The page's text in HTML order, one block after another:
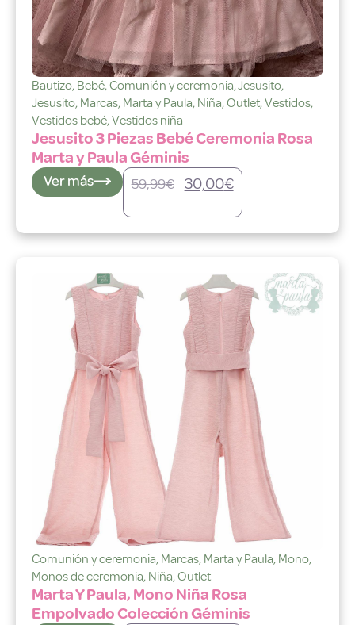
Bautizo, Bebé,Comunión y ceremonia,Jesusito,
Jesusito, Marcas, Marta y Paula, Niña,Outlet,Vestidos,
Vestidos bebé,Vestidos niña
Jesusito 3 Piezas Bebé Ceremonia Rosa
Marta y Paula Géminis
Ver más 59,99€ 30,00€
Comunión y ceremonia, Marcas, Marta y Paula, Mono,
Monos de ceremonia, Niña,Outlet
Marta Y Paula, Mono Niña Rosa
Empolvado Colección Géminis